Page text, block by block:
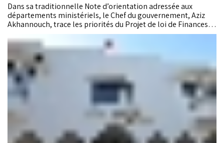
Dans sa traditionnelle Note d’orientation adressée aux
départements ministériels, le Chef du gouvernement, Aziz
Akhannouch, trace les priorités du Projet de loi de Finances
2027. Entre poursuite de la généralisation de la protection
sociale, réduction des disparités territoriales et maîtrise du
déficit budgétaire, l’Exécutif veut consolider une trajectoire
macroéconomique jugée résiliente malgré un contexte
international incertain.